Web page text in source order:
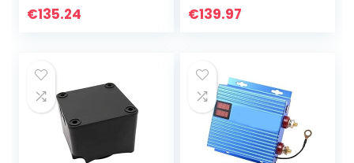
Isolation
€135.24
isolator dubbele
€139.97